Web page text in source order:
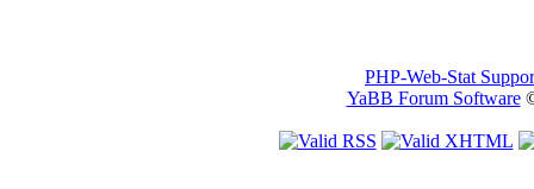
PHP-Web-Stat
YaBB Forum Software©